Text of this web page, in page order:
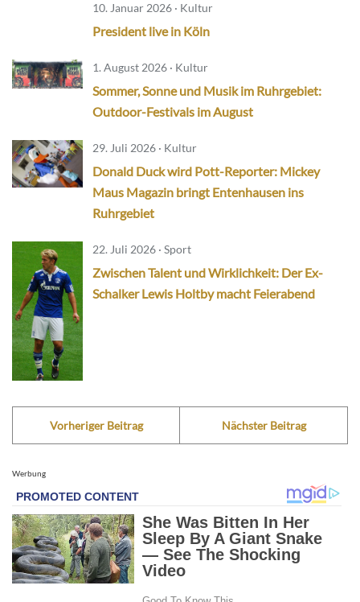
10. Januar 2026 · Kultur
President live in Köln
1. August 2026 · Kultur
Sommer, Sonne und Musik im Ruhrgebiet:
Outdoor-Festivals im August
29. Juli 2026 · Kultur
Donald Duck wird Pott-Reporter: Mickey
Maus Magazin bringt Entenhausen ins
Ruhrgebiet
22. Juli 2026 · Sport
Zwischen Talent und Wirklichkeit: Der Ex-
Schalker Lewis Holtby macht Feierabend
Vorheriger Beitrag Nächster Beitrag
Werbung